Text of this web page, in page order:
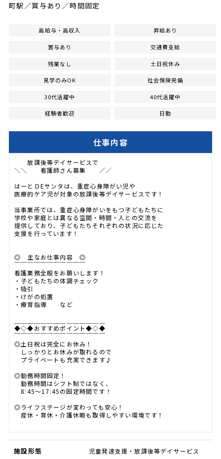
町駅／賞与あり／時間固定
高給与・高収入 昇給あり
賞与あり 交通費支給
残業なし 土日祝休み
見学のみOK 社会保険完備
30代活躍中 40代活躍中
経験者歓迎 日勤
仕事内容
放課後等デイサービスで
＼＼ 看護師さん募集 ／／
はーとＤEサンタは、重症心身障がい児や
医療的ケア児が対象の放課後等デイサービスです！
当事業所では、重症心身障がいをもつ子どもたちに
学校や家庭とは異なる空間・時間・人との交流を
提供しており、子どもたちそれぞれの状況に応じた
支援を行っています！
◎ 主なお仕事内容 ◎
￣￣￣￣￣￣￣￣￣￣￣
看護業務全般をお願いします！
・子どもたちの体調チェック
・吸引
・けがの処置
・療育指導 など
◆◇◆おすすめポイント◆◇◆
￣￣￣￣￣￣￣￣￣￣￣￣￣￣
◎土日祝は完全にお休み！
しっかりとお休みが取れるので
プライベートも充実できます♪
◎勤務時間固定！
勤務時間はシフト制ではなく、
8:45～17:45の固定時間です！
◎ライフステージが変わっても安心！
産休・育休・介護休暇も取得しやすい環境です！
施設形態 児童発達支援・放課後等デイサービス